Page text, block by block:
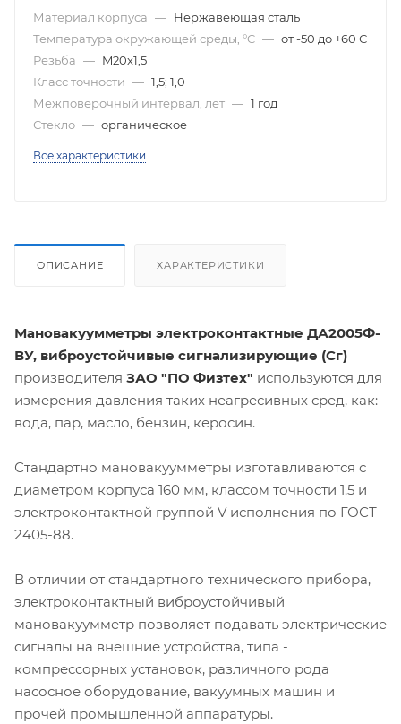
Материал корпуса — Нержавеющая сталь
Температура окружающей среды, °C — от -50 до +60 С
Резьба — M20x1,5
Класс точности — 1,5; 1,0
Межповерочный интервал, лет — 1 год
Стекло — органическое
Все характеристики
ОПИСАНИЕ ХАРАКТЕРИСТИКИ
Мановакуумметры электроконтактные ДА2005Ф-
ВУ, виброустойчивые cигнализирующие (Сг)
производителя ЗАО "ПО Физтех" используются для
измерения давления таких неагресивных сред, как:
вода, пар, масло, бензин, керосин.
Стандартно мановакуумметры изготавливаются с
диаметром корпуса 160 мм, классом точности 1.5 и
электроконтактной группой V исполнения по ГОСТ
2405-88.
В отличии от стандартного технического прибора,
электроконтактный виброустойчивый
мановакуумметр позволяет подавать электрические
сигналы на внешние устройства, типа -
компрессорных установок, различного рода
насосное оборудование, вакуумных машин и
прочей промышленной аппаратуры.